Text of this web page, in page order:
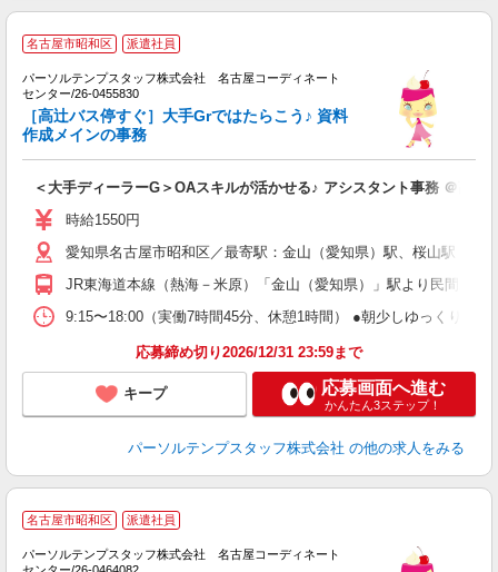
名古屋市昭和区 派遣社員
パーソルテンプスタッフ株式会社 名古屋コーディネート
センター/26-0455830
［高辻バス停すぐ］大手Grではたらこう♪ 資料
作成メインの事務
＜大手ディーラーG＞OAスキルが活かせる♪ アシスタント事務 ＠高辻
時給1550円
愛知県名古屋市昭和区／最寄駅：金山（愛知県）駅、桜山駅 ●
JR東海道本線（熱海－米原）「金山（愛知県）」駅より民間バ
9:15〜18:00（実働7時間45分、休憩1時間） ●朝少しゆっくりな
応募締め切り2026/12/31 23:59まで
キープ 応募画面へ進む
かんたん3ステップ！
パーソルテンプスタッフ株式会社 の他の求人をみる
名古屋市昭和区 派遣社員
パーソルテンプスタッフ株式会社 名古屋コーディネート